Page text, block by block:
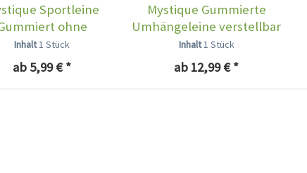
Sportleine
ohne
Handschlaufe...
Inhalt1 Stück
ab 5,99 € *
Mystique Gummierte
Umhängeleine verstellbar
lila
Inhalt1 Stück
ab 12,99 € *